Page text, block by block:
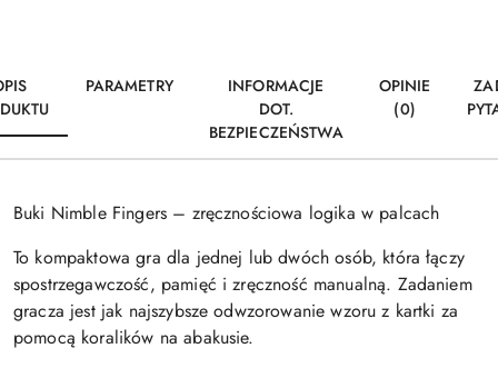
PARAMETRY
INFORMACJE
DOT.
BEZPIECZEŃSTWA
OPINIE
(0)
Buki Nimble Fingers – zręcznościowa logika w palcach
To kompaktowa gra dla jednej lub dwóch osób, która łączy
spostrzegawczość, pamięć i zręczność manualną. Zadaniem
gracza jest jak najszybsze odwzorowanie wzoru z kartki za
pomocą koralików na abakusie.